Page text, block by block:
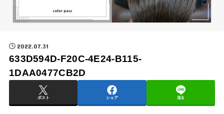
2022.07.31
633D594D-F20C-4E24-B115-
1DAA0477CB2D
ポスト シェア 送る